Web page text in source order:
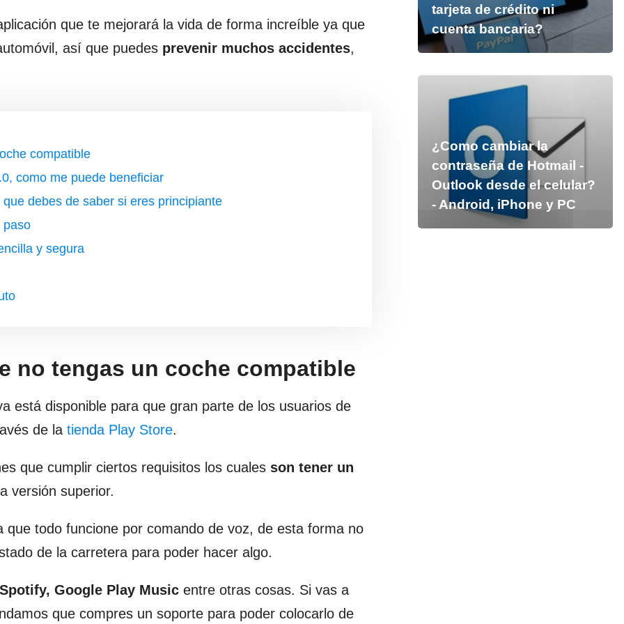
que te mejorará la vida de forma increíble ya que
así que puedes prevenir muchos accidentes,
compatible
como me puede beneficiar
debes de saber si eres principiante
paso
y segura
no tengas un coche compatible
está disponible para que gran parte de los usuarios de
de la tienda Play Store.
que cumplir ciertos requisitos los cuales son tener un
versión superior.
todo funcione por comando de voz, de esta forma no
de la carretera para poder hacer algo.
Google Play Music entre otras cosas. Si vas a
que compres un soporte para poder colocarlo de
tarjeta de crédito ni
cuenta bancaria?
¿Como cambiar la
contraseña de Hotmail -
Outlook desde el celular?
- Android, iPhone y PC